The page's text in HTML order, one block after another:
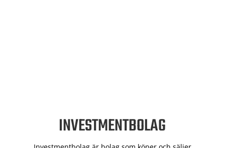
INVESTMENTBOLAG